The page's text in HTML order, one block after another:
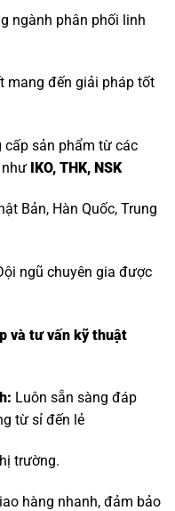
ngành phân phối linh
mang đến giải pháp tốt
cấp sản phẩm từ các
IKO, THK, NSK
Bản, Hàn Quốc, Trung
ngũ chuyên gia được
và tư vấn kỹ thuật
Luôn sẵn sàng đáp
từ sỉ đến lẻ
trường.
hàng nhanh, đảm bảo